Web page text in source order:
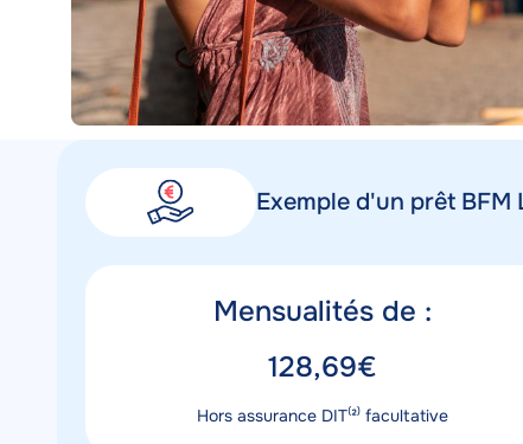
Exemple d'un prêt BFM
Mensualités de :
mensualités
128,69€
Hors assurance DIT⁽²⁾ facultative